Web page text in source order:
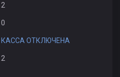
2
0
КАССА ОТКЛЮЧЕНА
2